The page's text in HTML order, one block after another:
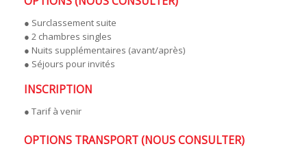
● Surclassement suite
● 2 chambres singles
● Nuits supplémentaires (avant/après)
● Séjours pour invités
INSCRIPTION
● Tarif à venir
OPTIONS TRANSPORT (NOUS CONSULTER)